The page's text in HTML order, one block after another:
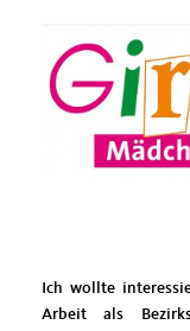
Ich wollte
Arbeit als